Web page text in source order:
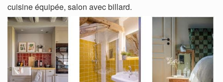
cuisine équipée, salon avec billard.